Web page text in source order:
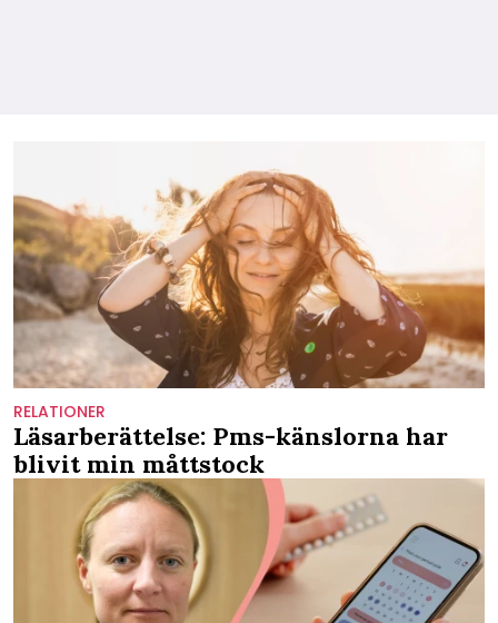
RELATIONER
Läsarberättelse: Pms-känslorna har
blivit min måttstock